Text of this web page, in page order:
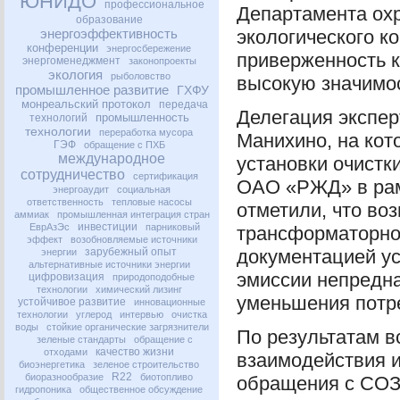
профессиональное
образование
энергоэффективность
конференции энергосбережение
энергоменеджмент законопроекты
экология рыболовство
промышленное развитие ГХФУ
монреальский протокол
передача
технологий
промышленность
технологии переработка мусора
ГЭФ обращение с ПХБ
международное
сотрудничество
сертификация
энергоаудит
социальная
ответственность
тепловые насосы
аммиак
промышленная интеграция стран
ЕврАзЭс
инвестиции
парниковый
эффект
возобновляемые источники
энергии
зарубежный опыт
альтернативные источники энергии
цифровизация
природоподобные
технологии
химический лизинг
устойчивое развитие
инновационные
технологии
углерод интервью
очистка
воды
стойкие органические загрязнители
зеленые стандарты
обращение с
отходами
качество жизни
биоэнергетика
зеленое строительство
биоразнообразие
R22
биотопливо
гидропоника
общественное обсуждение
Департамента
экологического
приверженность
высокую
Делегация
Манихино, на
установки
ОАО «РЖД» в
отметили, что
документацией
эмиссии
уменьшения
По результатам
взаимодействия
обращения с СОЗ